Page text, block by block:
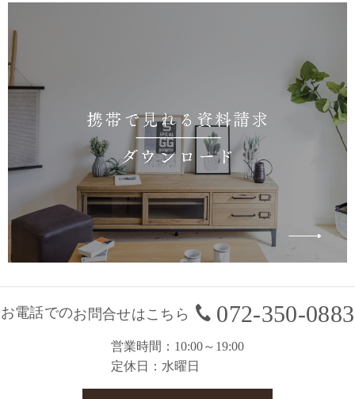
お電話でのお問合せはこちら 072-350-0883
営業時間
10:00～19:00
定休日
水曜日